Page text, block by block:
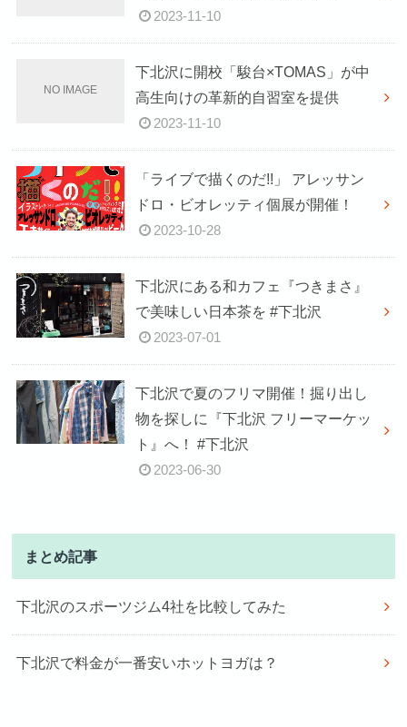
2023-11-10
下北沢に開校「駿台×TOMAS」が中
高生向けの革新的自習室を提供
2023-11-10
「ライブで描くのだ!!」 アレッサン
ドロ・ビオレッティ個展が開催！
2023-10-28
下北沢にある和カフェ『つきまさ』
で美味しい日本茶を #下北沢
2023-07-01
下北沢で夏のフリマ開催！掘り出し
物を探しに『下北沢 フリーマーケッ
ト』へ！ #下北沢
2023-06-30
まとめ記事
下北沢のスポーツジム4社を比較してみた
下北沢で料金が一番安いホットヨガは？